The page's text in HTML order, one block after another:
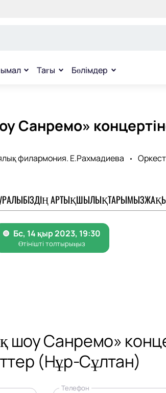
Тағы Бөлімдер
Санремо»
филармония. Е.Рахмадиева
БІЗДІҢ АРТЫҚШЫЛЫҚТАРЫМЫЗ
шоу Санремо»
(Нұр-Сұлтан)
Телефон